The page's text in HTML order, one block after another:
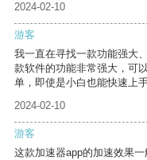
2024-02-10
游客
我一直在寻找一款功能强大
款软件的功能非常强大，可
单，即使是小白也能快速上手
2024-02-10
游客
这款加速器app的加速效果